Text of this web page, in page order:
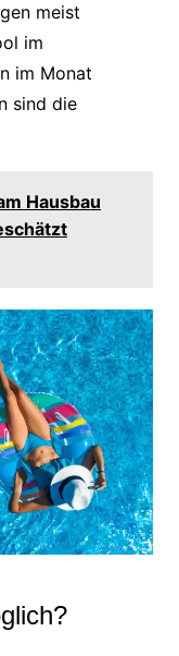
meist
im
im Monat
sind die
Hausbau